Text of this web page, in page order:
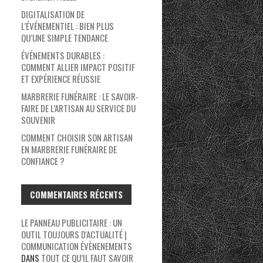
DIGITALISATION DE
L’ÉVÉNEMENTIEL : BIEN PLUS
QU’UNE SIMPLE TENDANCE
ÉVÉNEMENTS DURABLES :
COMMENT ALLIER IMPACT POSITIF
ET EXPÉRIENCE RÉUSSIE
MARBRERIE FUNÉRAIRE : LE SAVOIR-
FAIRE DE L’ARTISAN AU SERVICE DU
SOUVENIR
COMMENT CHOISIR SON ARTISAN
EN MARBRERIE FUNÉRAIRE DE
CONFIANCE ?
COMMENTAIRES RÉCENTS
LE PANNEAU PUBLICITAIRE : UN
OUTIL TOUJOURS D'ACTUALITÉ |
COMMUNICATION ÉVÈNENEMENTS
DANS TOUT CE QU’IL FAUT SAVOIR